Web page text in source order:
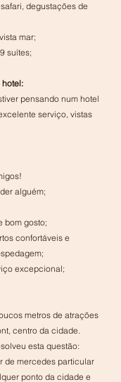
degustações de
mar;
suítes;
hotel:
pensando num hotel
serviço, vistas
alguém;
bom gosto;
confortáveis e
excepcional;
metros de atrações
centro da cidade.
esta questão:
de mercedes particular
ponto da cidade e